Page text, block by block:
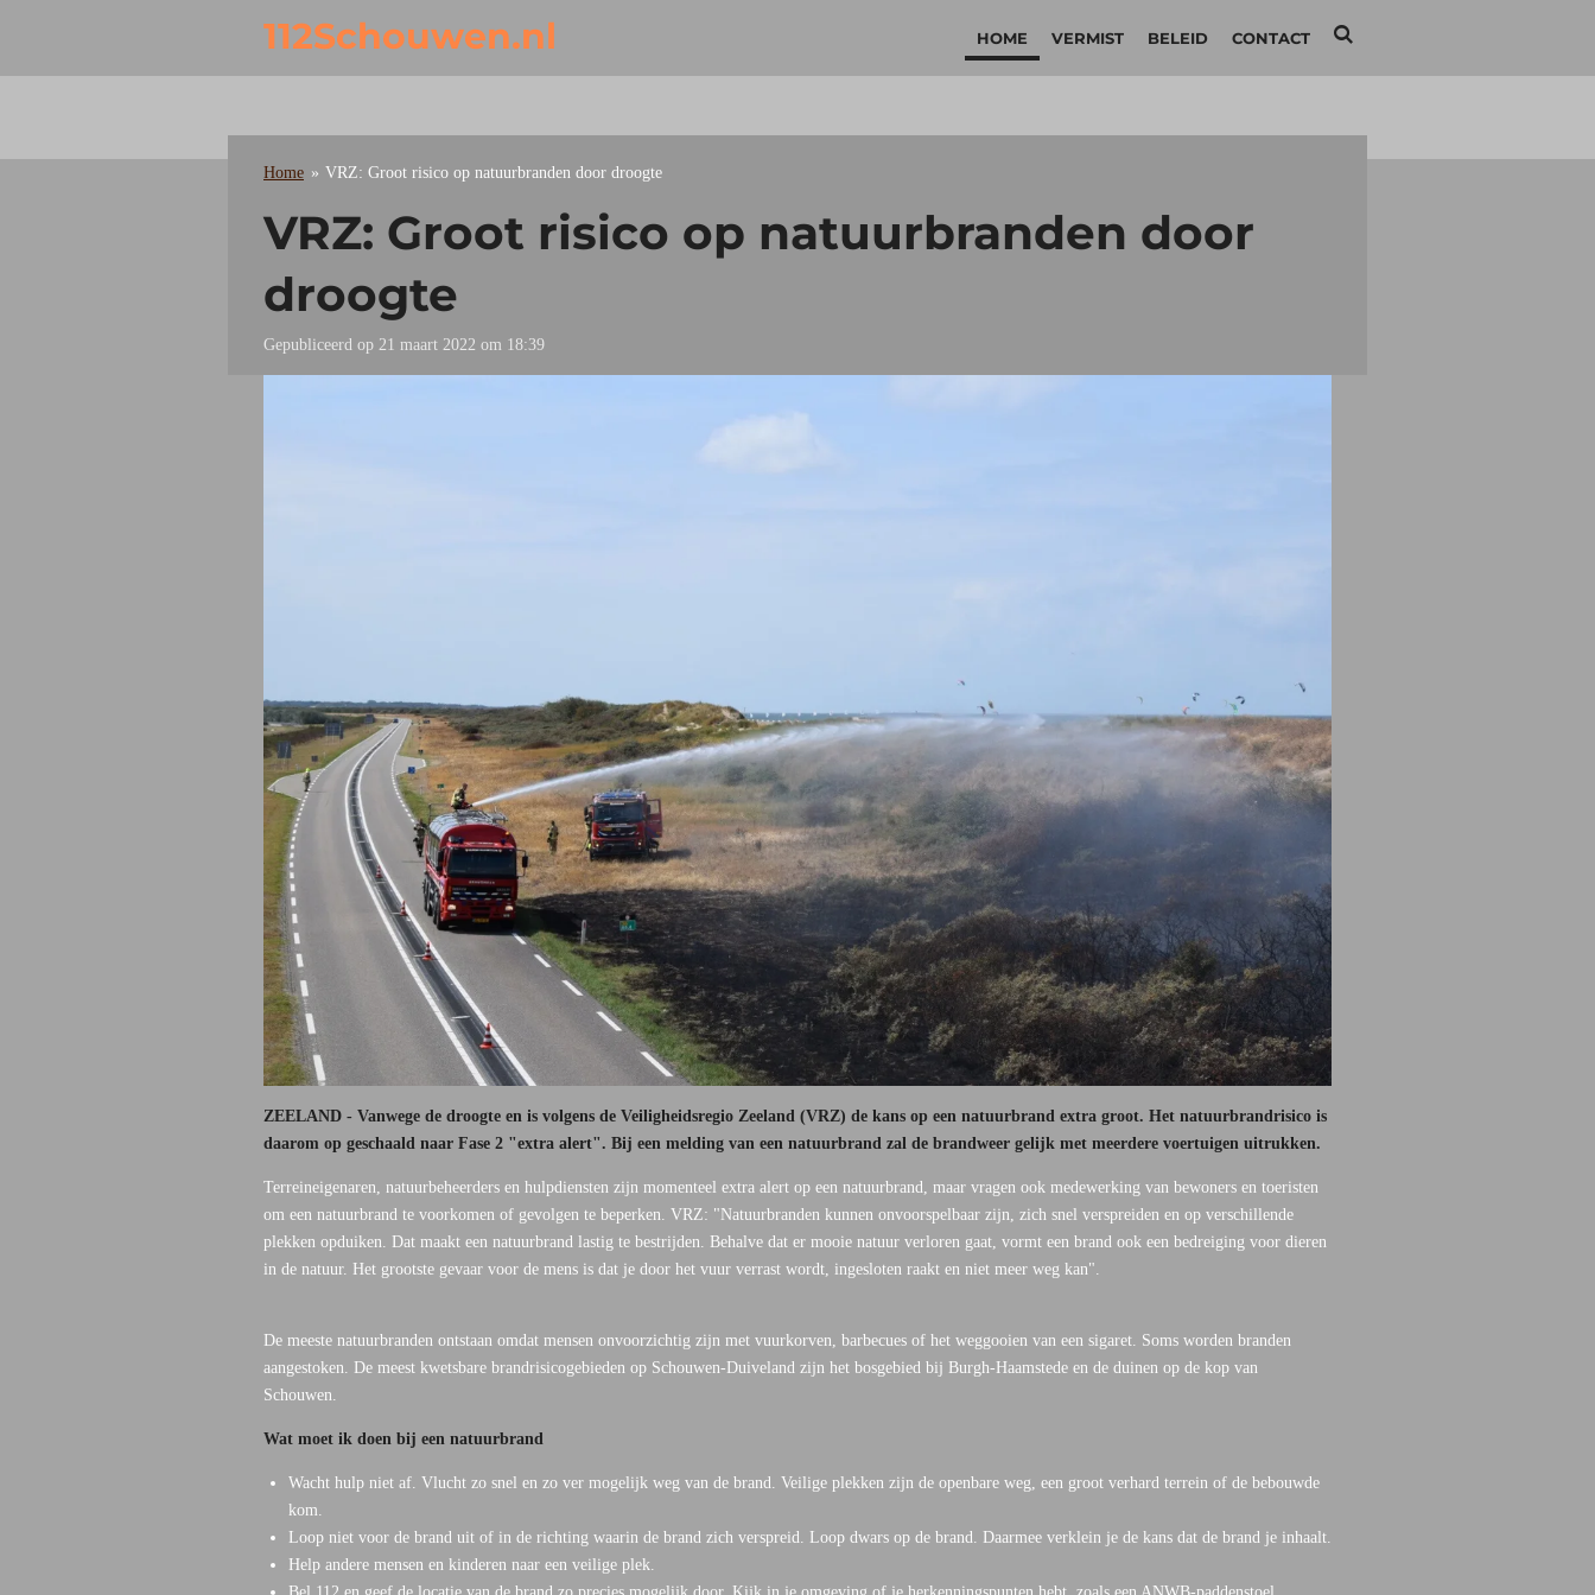
naar
112Schouwen.nl HOME VERMIST BELEID CONTACT
Home » VRZ: Groot risico op natuurbranden door droogte
VRZ: Groot risico op natuurbranden door
droogte
Gepubliceerd op 21 maart 2022 om 18:39
ZEELAND - Vanwege de droogte en is volgens de Veiligheidsregio Zeeland (VRZ) de kans op een natuurbrand extra groot. Het natuurbrandrisico is
daarom op geschaald naar Fase 2 "extra alert". Bij een melding van een natuurbrand zal de brandweer gelijk met meerdere voertuigen uitrukken.
Terreineigenaren, natuurbeheerders en hulpdiensten zijn momenteel extra alert op een natuurbrand, maar vragen ook medewerking van bewoners en toeristen
om een natuurbrand te voorkomen of gevolgen te beperken. VRZ: "Natuurbranden kunnen onvoorspelbaar zijn, zich snel verspreiden en op verschillende
plekken opduiken. Dat maakt een natuurbrand lastig te bestrijden. Behalve dat er mooie natuur verloren gaat, vormt een brand ook een bedreiging voor dieren
in de natuur. Het grootste gevaar voor de mens is dat je door het vuur verrast wordt, ingesloten raakt en niet meer weg kan".
De meeste natuurbranden ontstaan omdat mensen onvoorzichtig zijn met vuurkorven, barbecues of het weggooien van een sigaret. Soms worden branden
aangestoken. De meest kwetsbare brandrisicogebieden op Schouwen-Duiveland zijn het bosgebied bij Burgh-Haamstede en de duinen op de kop van
Schouwen.
Wat moet ik doen bij een natuurbrand
Wacht hulp niet af. Vlucht zo snel en zo ver mogelijk weg van de brand. Veilige plekken zijn de openbare weg, een groot verhard terrein of de bebouwde
kom.
Loop niet voor de brand uit of in de richting waarin de brand zich verspreid. Loop dwars op de brand. Daarmee verklein je de kans dat de brand je inhaalt.
Help andere mensen en kinderen naar een veilige plek.